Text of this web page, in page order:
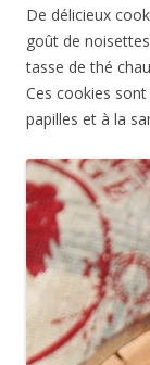
De délicieux
goût de
tasse de thé
Ces cookies
papilles et à la